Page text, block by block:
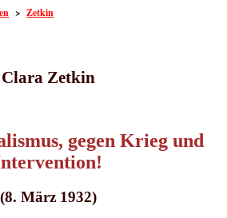
>Zetkin
Clara Zetkin
gegen Krieg und
(8. März 1932)